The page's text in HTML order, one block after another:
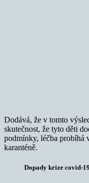
Dodává, že v tomto
skutečnost, že tyto děti
podmínky, léčba probíhá
karanténě.
Dopady krize covid-